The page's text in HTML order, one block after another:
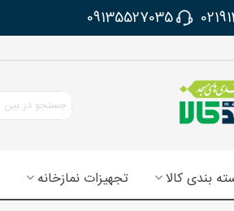
09135527035
بندی کالا تجهیزات نمازخانه